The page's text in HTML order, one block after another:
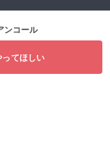
ンコール
てほしい